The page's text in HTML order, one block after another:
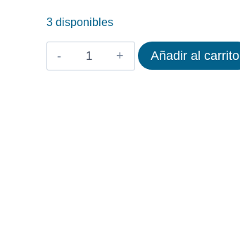
3 disponibles
VARILLA
REGULACION
Añadir al carrito